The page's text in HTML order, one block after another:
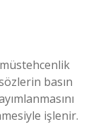
basın
işlenir.